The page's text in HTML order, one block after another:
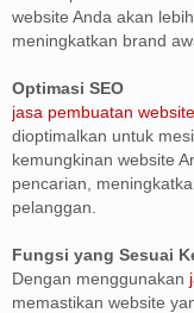
website Anda akan
meningkatkan brand
Optimasi SEO
jasa pembuatan website
dioptimalkan untuk
kemungkinan website
pencarian,
pelanggan.
Fungsi yang Sesuai
Dengan menggunakan
memastikan website